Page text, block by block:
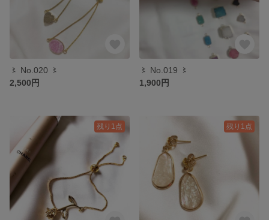
〻 No.020 〻
2,500円
〻 No.019 〻
1,900円
残り1点 残り1点